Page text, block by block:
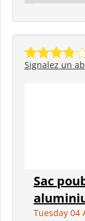
Signalez un
Sac
Tuesday 04